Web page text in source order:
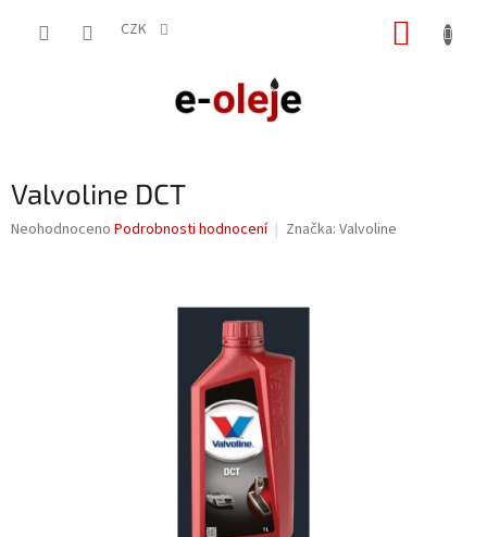
CZK
Valvoline DCT
Průměrné
Neohodnoceno Podrobnosti hodnocení Značka: Valvoline